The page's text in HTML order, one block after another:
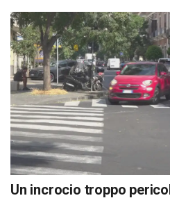
Un incrocio troppo